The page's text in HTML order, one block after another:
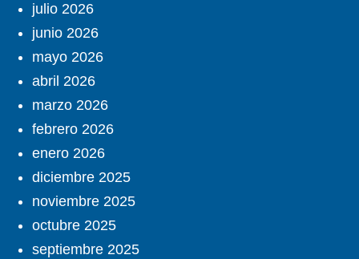
julio 2026
junio 2026
mayo 2026
abril 2026
marzo 2026
febrero 2026
enero 2026
diciembre 2025
noviembre 2025
octubre 2025
septiembre 2025